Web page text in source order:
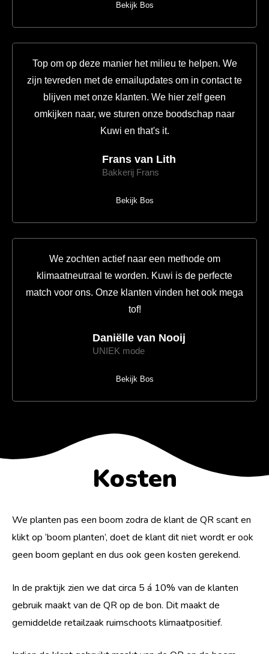
Bekijk Bos
Top om op deze manier het milieu te helpen. We
zijn tevreden met de emailupdates om in contact te
blijven met onze klanten. We hier zelf geen
omkijken naar, we sturen onze boodschap naar
Kuwi en that's it.
Frans van Lith
Bakkerij Frans
Bekijk Bos
We zochten actief naar een methode om
klimaatneutraal te worden. Kuwi is de perfecte
match voor ons. Onze klanten vinden het ook mega
tof!
Daniëlle van Nooij
UNIEK mode
Bekijk Bos
Kosten
We planten pas een boom zodra de klant de QR scant en
klikt op ‘boom planten’, doet de klant dit niet wordt er ook
geen boom geplant en dus ook geen kosten gerekend.
In de praktijk zien we dat circa 5 á 10% van de klanten
gebruik maakt van de QR op de bon. Dit maakt de
gemiddelde retailzaak ruimschoots klimaatpositief.